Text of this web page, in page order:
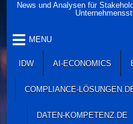
News und Analysen für
MENU
IDW AI-ECONOMICS
COMPLIANCE-
DATEN-KOMPETENZ.DE